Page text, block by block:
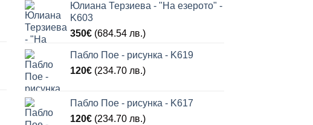
Юлиана Терзиева - "На езерото" -
K603
350€ (684.54 лв.)
Пабло Пое - рисунка - K619
120€ (234.70 лв.)
Пабло Пое - рисунка - K617
120€ (234.70 лв.)